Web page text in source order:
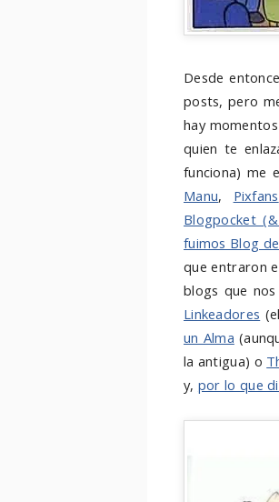
Desde
posts, pero
hay
quien te
funciona) me
Manu, Pixfans
Blogpocket
fuimos Blog
que entraron
blogs que
Linkeadores
un Alma
la antigua) o
y, por lo que